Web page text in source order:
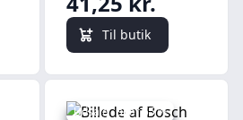
Til butik
Udsalg - spar 55 %